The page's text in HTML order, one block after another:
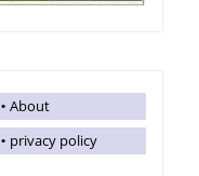
About
privacy policy